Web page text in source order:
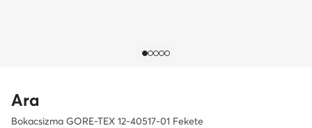
Ara
Bokacsizma GORE-TEX 12-40517-01 Fekete